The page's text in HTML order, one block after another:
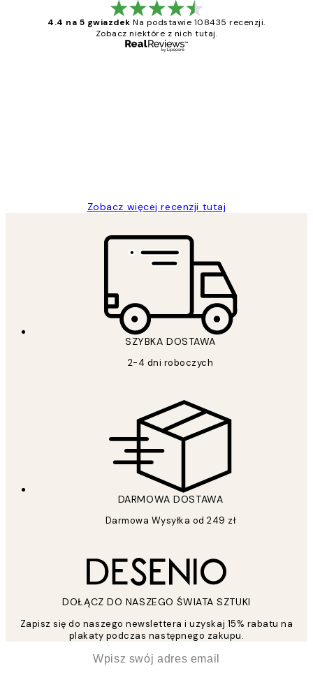
4.4 na 5 gwiazdek Na podstawie 108435 recenzji.
Zobacz niektóre z nich tutaj.
Zobacz więcej recenzji tutaj
SZYBKA DOSTAWA
2-4 dni roboczych
DARMOWA DOSTAWA
Darmowa Wysyłka od 249 zł
DOŁĄCZ DO NASZEGO ŚWIATA SZTUKI
Zapisz się do naszego newslettera i uzyskaj 15% rabatu na
plakaty podczas następnego zakupu.